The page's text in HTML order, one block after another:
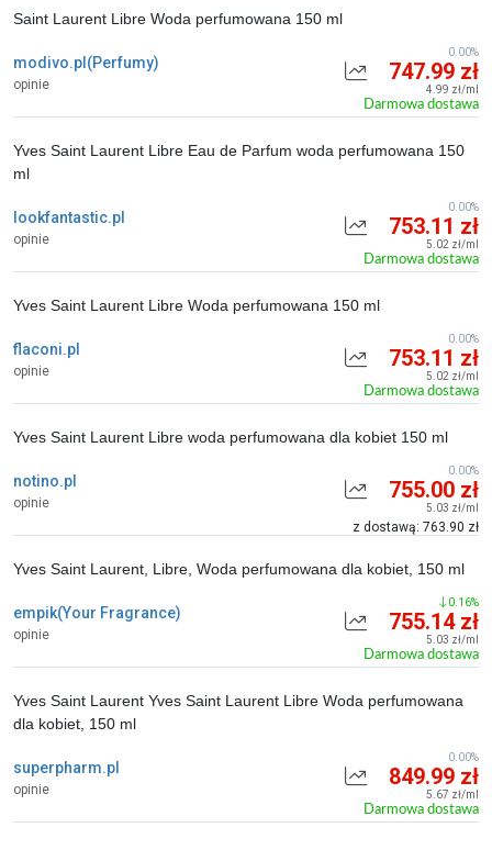
modivo.pl(Perfumy)
opinie
Saint Laurent Libre Woda perfumowana 150 ml
747.99 zł
4.99 zł/ml
Darmowa dostawa
0.00%
lookfantastic.pl
opinie
Yves Saint Laurent Libre Eau de Parfum woda perfumowana 150
ml
753.11 zł
5.02 zł/ml
Darmowa dostawa
0.00%
flaconi.pl
opinie
Yves Saint Laurent Libre Woda perfumowana 150 ml
753.11 zł
5.02 zł/ml
Darmowa dostawa
0.00%
notino.pl
opinie
Yves Saint Laurent Libre woda perfumowana dla kobiet 150 ml
755.00 zł
5.03 zł/ml
z dostawą: 763.90 zł
0.00%
empik(Your Fragrance)
opinie
Yves Saint Laurent, Libre, Woda perfumowana dla kobiet, 150 ml
755.14 zł
5.03 zł/ml
Darmowa dostawa
0.16%
superpharm.pl
opinie
Yves Saint Laurent Yves Saint Laurent Libre Woda perfumowana
dla kobiet, 150 ml
849.99 zł
5.67 zł/ml
Darmowa dostawa
0.00%